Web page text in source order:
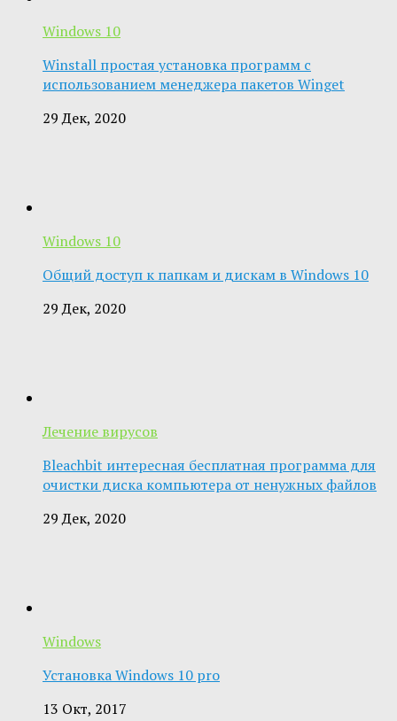
Windows 10
Winstall простая установка программ с
использованием менеджера пакетов Winget
29 Дек, 2020
Windows 10
Общий доступ к папкам и дискам в Windows 10
29 Дек, 2020
Лечение вирусов
Bleachbit интересная бесплатная программа для
очистки диска компьютера от ненужных файлов
29 Дек, 2020
Windows
Установка Windows 10 pro
13 Окт, 2017